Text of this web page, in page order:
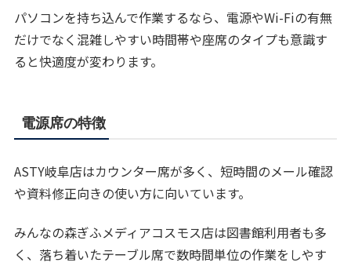
パソコンを持ち込んで作業するなら、電源やWi-Fiの有無
だけでなく混雑しやすい時間帯や座席のタイプも意識す
ると快適度が変わります。
電源席の特徴
ASTY岐阜店はカウンター席が多く、短時間のメール確認
や資料修正向きの使い方に向いています。
みんなの森ぎふメディアコスモス店は図書館利用者も多
く、落ち着いたテーブル席で数時間単位の作業をしやす